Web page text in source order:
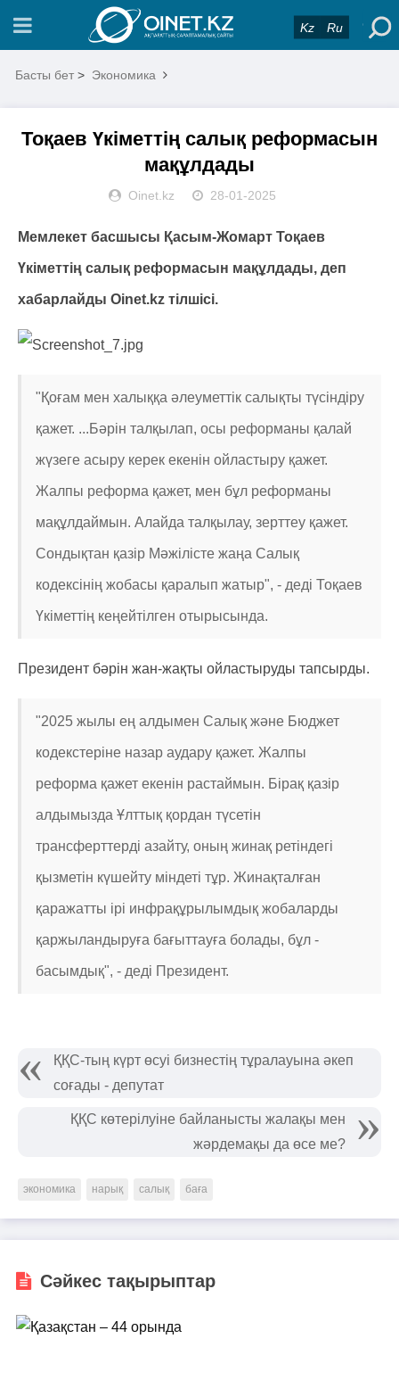
Kz Ru
Басты бет > Экономика
Тоқаев Үкіметтің салық реформасын
мақұлдады
Oinet.kz 28-01-2025
Мемлекет басшысы Қасым-Жомарт Тоқаев
Үкіметтің салық реформасын мақұлдады, деп
хабарлайды Oinet.kz тілшісі.
"Қоғам мен халыққа әлеуметтік салықты түсіндіру
қажет. ...Бәрін талқылап, осы реформаны қалай
жүзеге асыру керек екенін ойластыру қажет.
Жалпы реформа қажет, мен бұл реформаны
мақұлдаймын. Алайда талқылау, зерттеу қажет.
Сондықтан қазір Мәжілісте жаңа Салық
кодексінің жобасы қаралып жатыр", - деді Тоқаев
Үкіметтің кеңейтілген отырысында.
Президент бәрін жан-жақты ойластыруды тапсырды.
"2025 жылы ең алдымен Салық және Бюджет
кодекстеріне назар аудару қажет. Жалпы
реформа қажет екенін растаймын. Бірақ қазір
алдымызда Ұлттық қордан түсетін
трансферттерді азайту, оның жинақ ретіндегі
қызметін күшейту міндеті тұр. Жинақталған
қаражатты ірі инфрақұрылымдық жобаларды
қаржыландыруға бағыттауға болады, бұл -
басымдық", - деді Президент.
ҚҚС-тың күрт өсуі бизнестің тұралауына әкеп
соғады - депутат
ҚҚС көтерілуіне байланысты жалақы мен
жәрдемақы да өсе ме?
экономика нарық салық баға
Сәйкес тақырыптар